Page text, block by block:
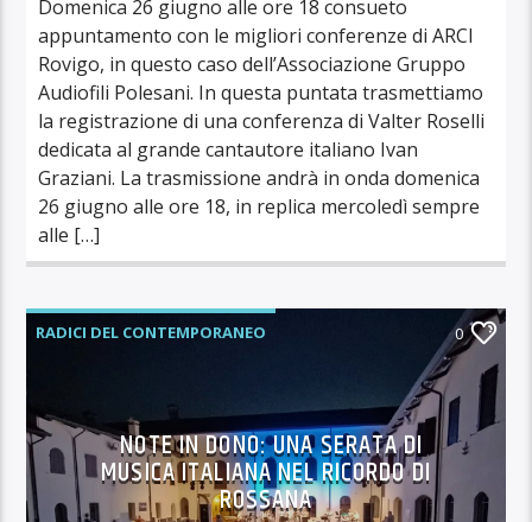
Domenica 26 giugno alle ore 18 consueto
appuntamento con le migliori conferenze di ARCI
Rovigo, in questo caso dell’Associazione Gruppo
Audiofili Polesani. In questa puntata trasmettiamo
la registrazione di una conferenza di Valter Roselli
dedicata al grande cantautore italiano Ivan
Graziani. La trasmissione andrà in onda domenica
26 giugno alle ore 18, in replica mercoledì sempre
alle […]
RADICI DEL CONTEMPORANEO 0
NOTE IN DONO: UNA SERATA DI
MUSICA ITALIANA NEL RICORDO DI
ROSSANA